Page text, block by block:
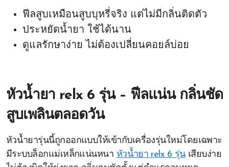
ฟีลสูบเหมือนสูบบุหรี่จริง แต่ไม่มีกลิ่นติดตัว
ประหยัดน้ำยา ใช้ได้นาน
ดูแลรักษาง่าย ไม่ต้องเปลี่ยนคอยล์บ่อย
หัวน้ำยา relx 6 รุ่น – ฟีลแน่น กลิ่นชัด
สูบเพลินตลอดวัน
หัวน้ำยารุ่นนี้ถูกออกแบบให้เข้ากับเครื่องรุ่นใหม่โดยเฉพาะ
มีระบบล็อกแม่เหล็กแน่นหนา หัวน้ำยา relx 6 รุ่นเสียบง่าย